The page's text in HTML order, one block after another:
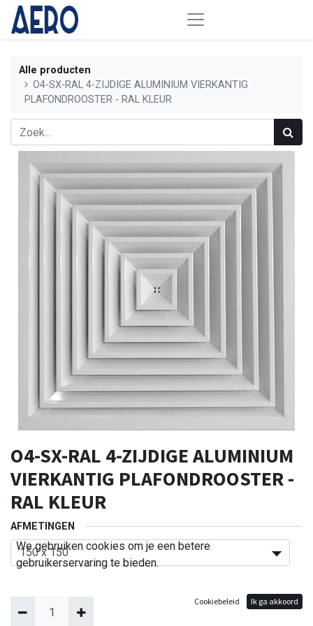
Alle producten
O4-SX-RAL 4-ZIJDIGE ALUMINIUM VIERKANTIG
PLAFONDROOSTER - RAL KLEUR
O4-SX-RAL 4-ZIJDIGE ALUMINIUM
VIERKANTIG PLAFONDROOSTER -
RAL KLEUR
AFMETINGEN
We gebruiken cookies om je een betere
gebruikerservaring te bieden.
Cookiebeleid Ik ga akkoord